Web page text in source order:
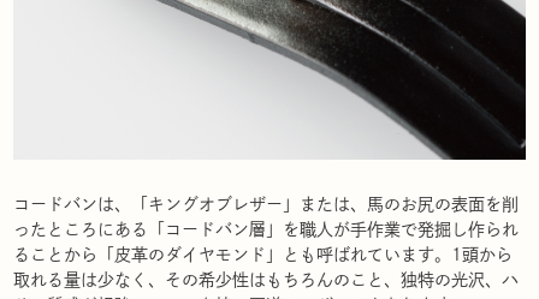
コードバンは、「キングオブレザー」または、馬のお尻の表面を削
ったところにある「コードバン層」を職人が手作業で発掘し作られ
ることから「皮革のダイヤモンド」とも呼ばれています。1頭から
取れる量は少なく、その希少性はもちろんのこと、独特の光沢、ハ